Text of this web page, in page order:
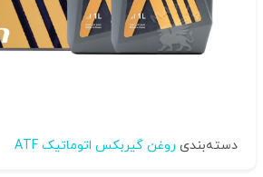
دسته‌بندی روغن گیربکس اتوماتیک ATF